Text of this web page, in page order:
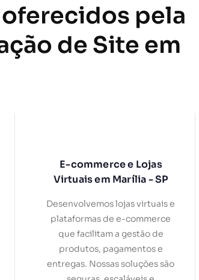
pela
de Site em
E-commerce e Lojas
Virtuais em Marília - SP
Desenvolvemos lojas virtuais e
plataformas de e-commerce
que facilitam a gestão de
produtos, pagamentos e
entregas. Nossas soluções são